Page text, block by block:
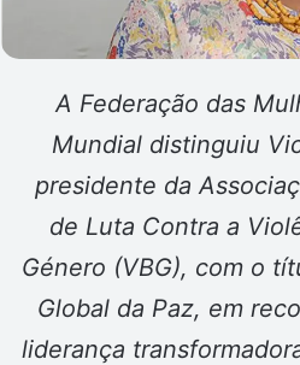
A Federação das
Mundial distinguiu
presidente da
de Luta Contra a
Género (VBG), com o
Global da Paz, em
liderança